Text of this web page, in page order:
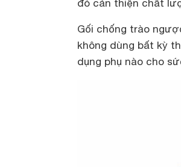
đó cản thiện chất
Gối chống trào
không dùng bất kỳ
dụng phụ nào cho